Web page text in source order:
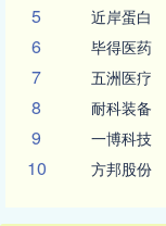
5 近岸蛋白
6 毕得医药
7 五洲医疗
8 耐科装备
9 一博科技
10 方邦股份